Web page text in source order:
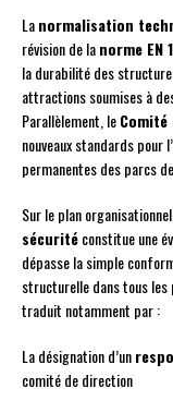
Lanormalisation
révision de lanorme EN
la durabilité des
attractions soumises à
Parallèlement, le
nouveaux standards
permanentes des parcs
Sur le plan
sécuritéconstitue une
dépasse la simple
structurelle dans tous les
traduit notamment par :
La désignation d’un
comité de direction